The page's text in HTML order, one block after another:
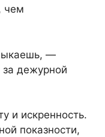
чем
—
дежурной
и искренность.
показности,